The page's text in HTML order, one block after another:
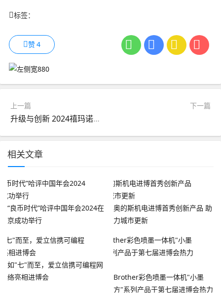
标签：
赞4
上一篇
升级与创新 2024禧玛诺嘉年华于上海嘉北郊野公园精彩落幕
下一篇
相关文章
“良币时代”哈评中国年会2024在
京成功举行
奥的斯机电进博首秀创新产品 助
力城市更新
如"七"而至，爱立信携可编程网
络亮相进博会
Brother彩色喷墨一体机"小墨
方"系列产品于第七届进博会热力